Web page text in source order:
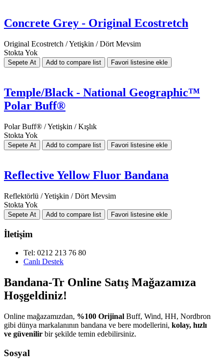
Concrete Grey - Original Ecostretch
Original Ecostretch / Yetişkin / Dört Mevsim
Stokta Yok
Temple/Black - National Geographic™
Polar Buff®
Polar Buff® / Yetişkin / Kışlık
Stokta Yok
Reflective Yellow Fluor Bandana
Reflektörlü / Yetişkin / Dört Mevsim
Stokta Yok
İletişim
Tel: 0212 213 76 80
Canlı Destek
Bandana-Tr Online Satış Mağazamıza
Hoşgeldiniz!
Online mağazamızdan, %100 Orijinal Buff, Wind, HH, Nordbron
gibi dünya markalanının bandana ve bere modellerini, kolay, hızlı
ve güvenilir bir şekilde temin edebilirsiniz.
Sosyal